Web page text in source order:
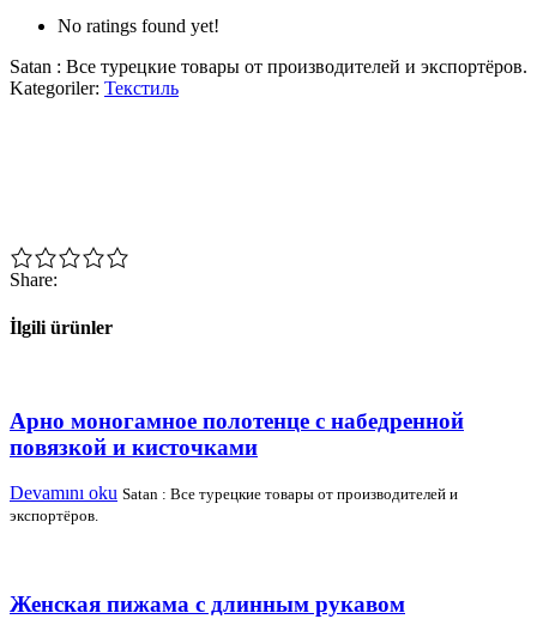
No ratings found yet!
Satan : Все турецкие товары от производителей и экспортёров.
Kategoriler: Текстиль
Share:
İlgili ürünler
Арно моногамное полотенце с набедренной
повязкой и кисточками
Devamını oku Satan : Все турецкие товары от производителей и
экспортёров.
Женская пижама с длинным рукавом